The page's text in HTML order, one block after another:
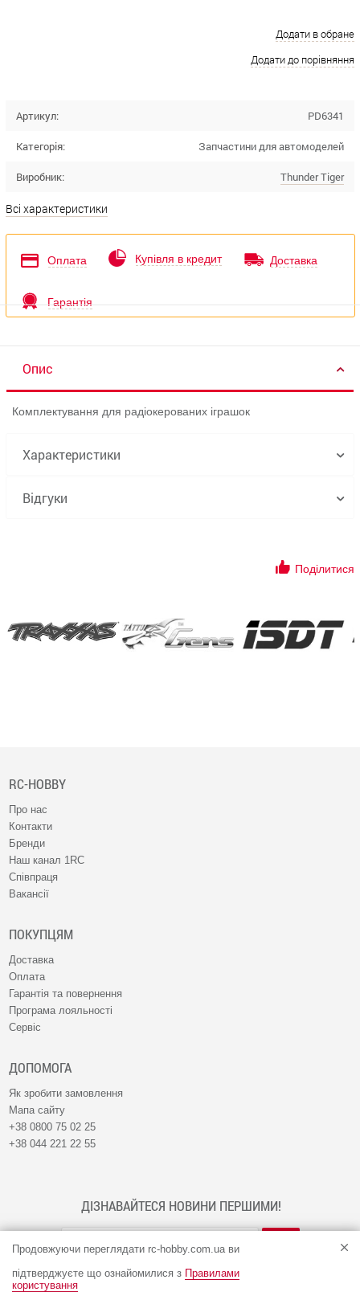
Продовжуючи переглядати rc-hobby.com.ua ви
підтверджуєте що ознайомилися з Правилами
користування
Додати в обране
Додати до порівняння
Артикул: PD6341
Категорія: Запчастини для автомоделей
Виробник: Thunder Tiger
Всі характеристики
Оплата Купівля в кредит Доставка
Гарантія
Опис
Комплектування для радіокерованих іграшок
Характеристики
Відгуки
Поділитися
RC-HOBBY
Про нас
Контакти
Бренди
Наш канал 1RC
Співпраця
Вакансії
ПОКУПЦЯМ
Доставка
Оплата
Гарантія та повернення
Програма лояльності
Сервіс
ДОПОМОГА
Як зробити замовлення
Мапа сайту
+38 0800 75 02 25
+38 044 221 22 55
ДІЗНАВАЙТЕСЯ НОВИНИ ПЕРШИМИ!